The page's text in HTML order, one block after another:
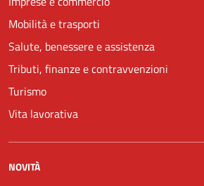
Mobilità e trasporti
Salute, benessere e assistenza
Tributi, finanze e contravvenzioni
Turismo
Vita lavorativa
NOVITÀ